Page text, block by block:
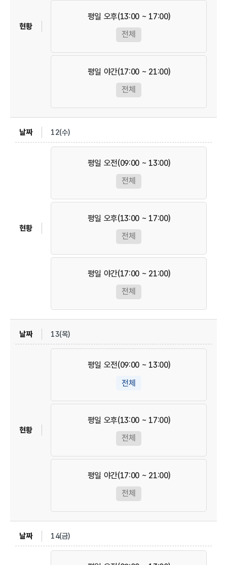
평일 오후(13:00 ~ 17:00)
전체
평일 야간(17:00 ~ 21:00)
전체
12(수)
평일 오전(09:00 ~ 13:00)
전체
평일 오후(13:00 ~ 17:00)
전체
평일 야간(17:00 ~ 21:00)
전체
13(목)
평일 오전(09:00 ~ 13:00)
전체
평일 오후(13:00 ~ 17:00)
전체
평일 야간(17:00 ~ 21:00)
전체
14(금)